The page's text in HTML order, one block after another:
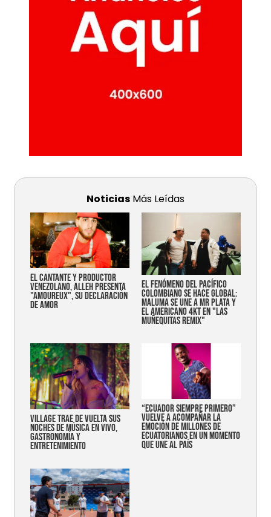
Noticias Más Leídas
EL CANTANTE Y PRODUCTOR
VENEZOLANO, ALLEH PRESENTA
"AMOUREUX", SU DECLARACIÓN
DE AMOR
EL FENÓMENO DEL PACÍFICO
COLOMBIANO SE HACE GLOBAL:
MALUMA SE UNE A MR PLATA Y
EL AMERICANO 4KT EN "LAS
MUÑEQUITAS REMIX"
Village trae de vuelta sus
noches de música en vivo,
gastronomía y
entretenimiento
“Ecuador siempre primero”
vuelve a acompañar la
emoción de millones de
ecuatorianos en un momento
que une al país